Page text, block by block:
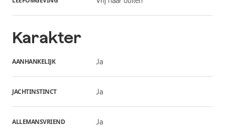
Karakter
AANHANKELIJK Ja
JACHTINSTINCT Ja
ALLEMANSVRIEND Ja